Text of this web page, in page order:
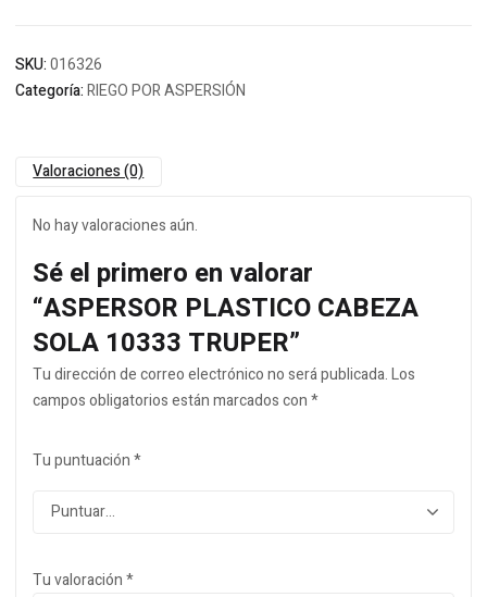
SKU:016326
Categoría:RIEGO POR ASPERSIÓN
Valoraciones (0)
No hay valoraciones aún.
Sé el primero en valorar
“ASPERSOR PLASTICO CABEZA
SOLA 10333 TRUPER”
Tu dirección de correo electrónico no será publicada.Los
campos obligatorios están marcados con*
Tu puntuación*
Tu valoración*